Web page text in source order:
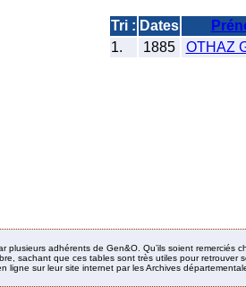
Tri : Dates
1.
1885 OTHAZ
plusieurs adhérents de Gen&O. Qu’ils soient remerciés
sachant que ces tables sont très utiles pour retrouver
ligne sur leur site internet par les Archives